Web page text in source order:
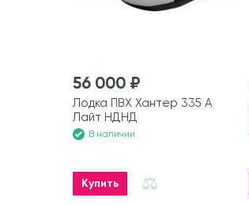
56 000 ₽
Лодка ПВХ Хантер 335 А
Лайт НДНД
В наличии
Купить